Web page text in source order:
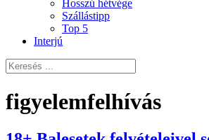
Hosszú hétvége
Szállástipp
Top 5
Interjú
figyelemfelhívás